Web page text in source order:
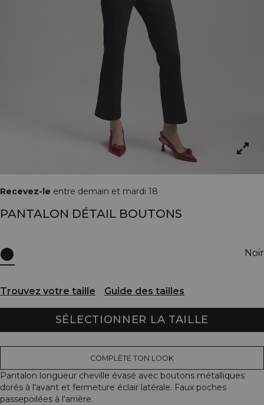
Recevez-le entre demain et mardi 18
PANTALON DÉTAIL BOUTONS
Noir
Trouvez votre taille Guide des tailles
SÉLECTIONNER LA TAILLE
COMPLÈTE TON LOOK
Pantalon longueur cheville évasé avec boutons métalliques
dorés à l'avant et fermeture éclair latérale. Faux poches
passepoilées à l'arrière.